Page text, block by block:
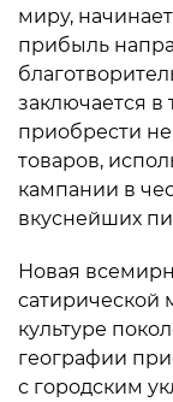
миру,
прибыль
заключается в
приобрести
товаров,
кампании в
вкуснейших
Новая
сатирической
культуре
географии
с городским